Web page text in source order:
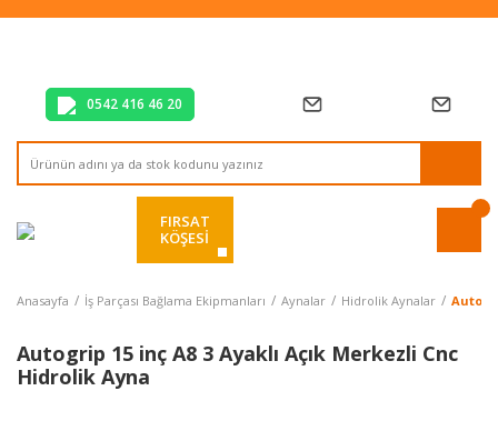
Tüm Alışverişlerde Vade Farksız 2 Taksit!
0542 416 46 20
FIRSAT
KÖŞESİ
Anasayfa İş Parçası Bağlama Ekipmanları Aynalar Hidrolik Aynalar
Autogrip 15 inç A8 3 Ayaklı Açık Merkezli Cnc
Hidrolik Ayna